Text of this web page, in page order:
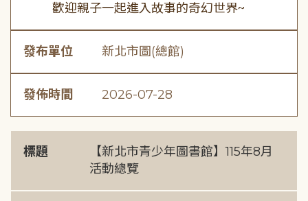
歡迎親子一起進入故事的奇幻世界~
發布單位 新北市圖(總館)
發佈時間 2026-07-28
標題
【新北市青少年圖書館】115年8月
活動總覽